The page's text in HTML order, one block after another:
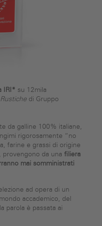
IRI* su 12mila
di Gruppo
da galline 100% italiane,
rigorosamente “no
farine e grassi di origine
da una filiera
mai somministrati
ad opera di un
accademico, del
parola è passata ai